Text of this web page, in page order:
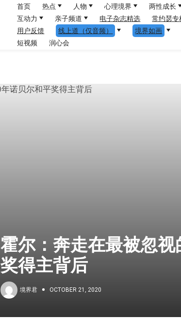
首页 热点 人物 心理境界 两性成长
互动力
亲子频道 电子杂志精选 常约瑟专
用户反馈
线上道（仅音频） 境界如画
短视频
润心会
霍尔：奔走在最被忽
奖得主背后
境界君 OCTOBER 21, 2020